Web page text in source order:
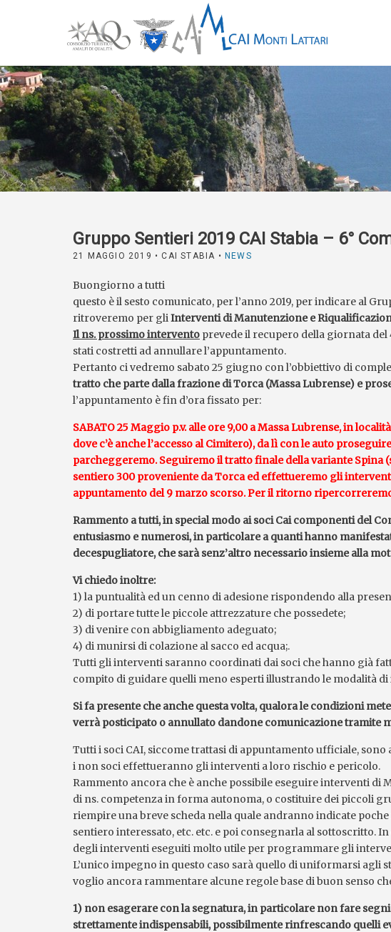
Gruppo Sentieri 2019 CAI Stabia – 6°
21 MAGGIO 2019 • CAI STABIA • NEWS
Buongiorno a tutti
questo è il sesto comunicato, per l’anno 2019, per indicare al
ritroveremo per gliInterventi di Manutenzione e
Il ns. prossimo intervento prevede il recupero della giornata
stati costretti ad annullare l’appuntamento.
Pertanto ci vedremo sabato 25 giugno con l’obbiettivo di
tratto che parte dalla frazione di Torca (Massa Lubrense) e
l’appuntamento è fin d’ora fissato per:
SABATO 25 Maggio p.v. alle ore 9,00 a Massa Lubrense, in
dove c’è anche l’accesso al Cimitero), da lì con le auto
parcheggeremo. Seguiremo il tratto finale della variante Spina
sentiero 300 proveniente da Torca ed effettueremo gli
appuntamento del 9 marzo scorso. Per il ritorno
Rammento a tutti, in special modo ai soci Cai componenti del
entusiasmo e numerosi, in particolare a quanti hanno
decespugliatore, che sarà senz’altro necessario insieme alla
Vi chiedo inoltre:
1) la puntualità ed un cenno di adesione rispondendo alla
2) di portare tutte le piccole attrezzature che possedete;
3) di venire con abbigliamento adeguato;
4) di munirsi di colazione al sacco ed acqua;.
Tutti gli interventi saranno coordinati dai soci che hanno già
compito di guidare quelli meno esperti illustrando le modalità
Si fa presente che anche questa volta, qualora le condizioni
verrà posticipato o annullato dandone comunicazione tramite
Tutti i soci CAI, siccome trattasi di appuntamento ufficiale,
i non soci effettueranno gli interventi a loro rischio e pericolo.
Rammento ancora che è anche possibile eseguire interventi di
di ns. competenza in forma autonoma, o costituire dei piccoli
riempire una breve scheda nella quale andranno indicate
sentiero interessato, etc. etc. e poi consegnarla al sottoscritto.
degli interventi eseguiti molto utile per programmare gli
L’unico impegno in questo caso sarà quello di uniformarsi agli
voglio ancora rammentare alcune regole base di buon senso
1) non esagerare con la segnatura, in particolare non fare
strettamente indispensabili, possibilmente rinfrescando quelli